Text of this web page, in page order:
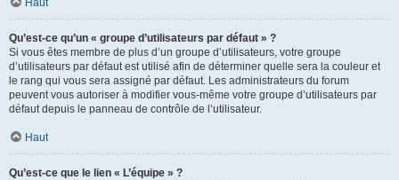
Haut
Qu’est-ce qu’un « groupe d’utilisateurs par défaut » ?
Si vous êtes membre de plus d’un groupe d’utilisateurs, votre groupe
d’utilisateurs par défaut est utilisé afin de déterminer quelle sera la couleur et
le rang qui vous sera assigné par défaut. Les administrateurs du forum
peuvent vous autoriser à modifier vous-même votre groupe d’utilisateurs par
défaut depuis le panneau de contrôle de l’utilisateur.
Haut
Qu’est-ce que le lien « L’équipe » ?